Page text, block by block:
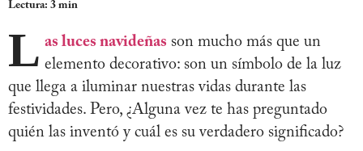
Lectura: 3 min
L as luces navideñas son mucho más que un
elemento decorativo: son un símbolo de la luz
que llega a iluminar nuestras vidas durante las
festividades. Pero, ¿Alguna vez te has preguntado
quién las inventó y cuál es su verdadero significado?